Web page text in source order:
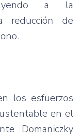
a la
reducción de
los esfuerzos
en el
Domaniczky